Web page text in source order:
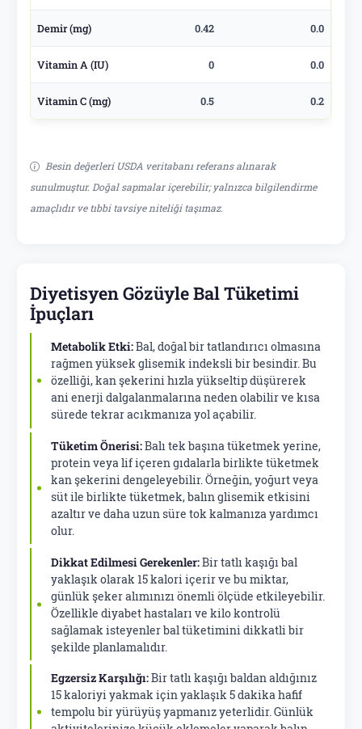
Demir (mg) 0.42 0.0
Vitamin A (IU) 0 0.0
Vitamin C (mg) 0.5 0.2
Besin değerleri USDA veritabanı referans alınarak
sunulmuştur. Doğal sapmalar içerebilir; yalnızca bilgilendirme
amaçlıdır ve tıbbi tavsiye niteliği taşımaz.
Diyetisyen Gözüyle Bal Tüketimi
İpuçları
Metabolik Etki:Bal, doğal bir tatlandırıcı olmasına
rağmen yüksek glisemik indeksli bir besindir. Bu
özelliği, kan şekerini hızla yükseltip düşürerek
ani enerji dalgalanmalarına neden olabilir ve kısa
sürede tekrar acıkmanıza yol açabilir.
Tüketim Önerisi:Balı tek başına tüketmek yerine,
protein veya lif içeren gıdalarla birlikte tüketmek
kan şekerini dengeleyebilir. Örneğin, yoğurt veya
süt ile birlikte tüketmek, balın glisemik etkisini
azaltır ve daha uzun süre tok kalmanıza yardımcı
olur.
Dikkat Edilmesi Gerekenler:Bir tatlı kaşığı bal
yaklaşık olarak 15 kalori içerir ve bu miktar,
günlük şeker alımınızı önemli ölçüde etkileyebilir.
Özellikle diyabet hastaları ve kilo kontrolü
sağlamak isteyenler bal tüketimini dikkatli bir
şekilde planlamalıdır.
Egzersiz Karşılığı:Bir tatlı kaşığı baldan aldığınız
15 kaloriyi yakmak için yaklaşık 5 dakika hafif
tempolu bir yürüyüş yapmanız yeterlidir. Günlük